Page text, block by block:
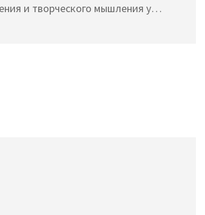
и творческого мышления у